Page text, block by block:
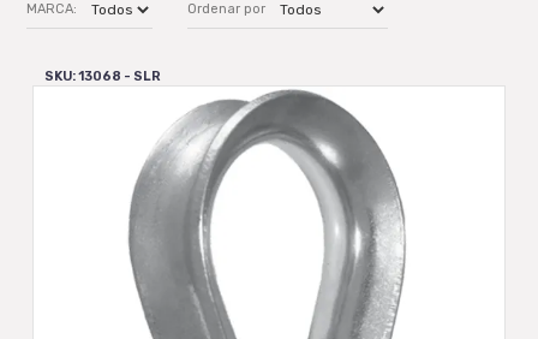
MARCA: Ordenar por
SKU: 13068 - SLR